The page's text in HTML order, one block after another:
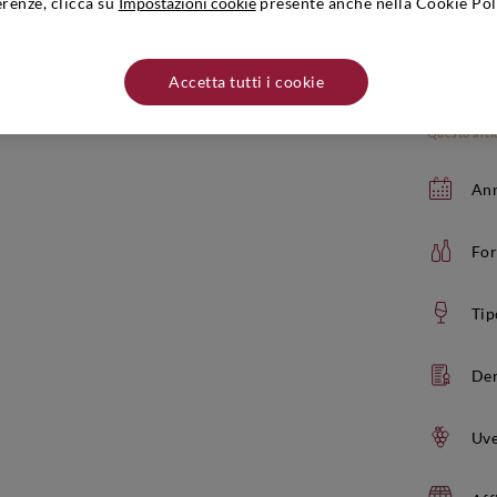
Questo
Accetta tutti i cookie